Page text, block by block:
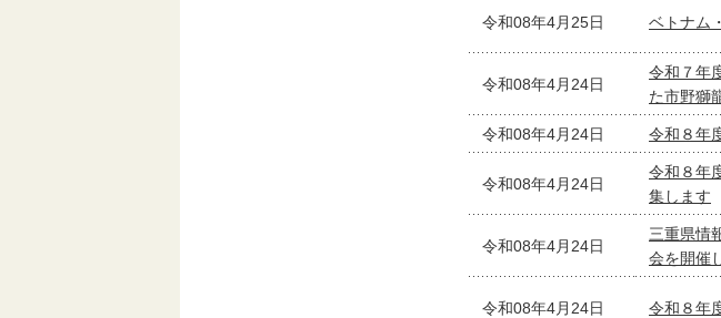
令和08年4月25日 ベトナム
令和08年4月24日
令和７年
た市野獅
令和08年4月24日 令和８年
令和08年4月24日
令和８年
集します
令和08年4月24日
三重県情
会を開催
令和08年4月24日 令和８年